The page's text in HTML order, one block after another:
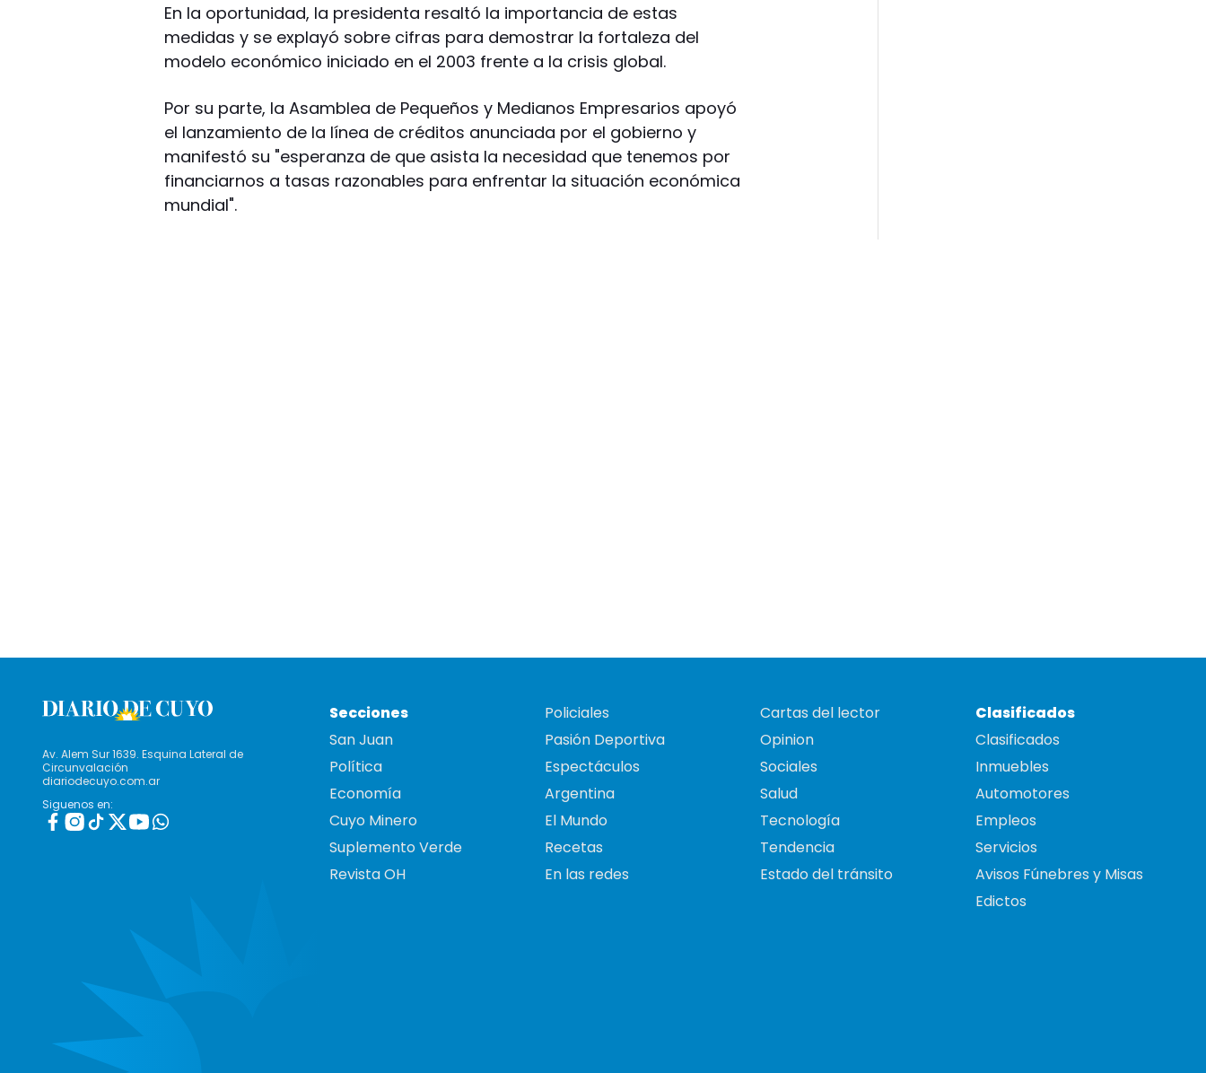
En la oportunidad, la presidenta resaltó la importancia de estas
medidas y se explayó sobre cifras para demostrar la fortaleza del
modelo económico iniciado en el 2003 frente a la crisis global.
Por su parte, la Asamblea de Pequeños y Medianos Empresarios apoyó
el lanzamiento de la línea de créditos anunciada por el gobierno y
manifestó su "esperanza de que asista la necesidad que tenemos por
financiarnos a tasas razonables para enfrentar la situación económica
mundial".
Av. Alem Sur 1639. Esquina Lateral de
Circunvalación
diariodecuyo.com.ar
Siguenos en:
Secciones
San Juan
Política
Economía
Cuyo Minero
Suplemento Verde
Revista OH
Policiales
Pasión Deportiva
Espectáculos
Argentina
El Mundo
Recetas
En las redes
Cartas del lector
Opinion
Sociales
Salud
Tecnología
Tendencia
Estado del tránsito
Clasificados
Clasificados
Inmuebles
Automotores
Empleos
Servicios
Avisos Fúnebres y Misas
Edictos